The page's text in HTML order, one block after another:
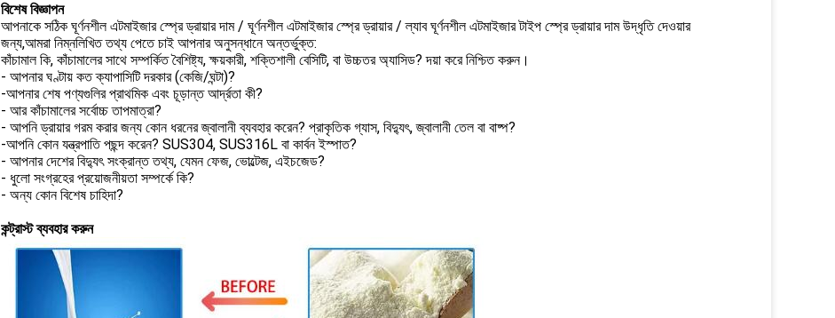
বিশেষ বিজ্ঞাপন
আপনাকে সঠিক ঘূর্ণনশীল এটমাইজার স্প্রে ড্রায়ার দাম / ঘূর্ণনশীল এটমাইজার স্প্রে ড্রায়ার / ল্যাব ঘূর্ণনশীল এটমাইজার টাইপ স্প্রে ড্রায়ার দাম উদ্ধৃতি দেওয়ার
জন্য,আমরা নিম্নলিখিত তথ্য পেতে চাই আপনার অনুসন্ধানে অন্তর্ভুক্ত:
কাঁচামাল কি, কাঁচামালের সাথে সম্পর্কিত বৈশিষ্ট্য, ক্ষয়কারী, শক্তিশালী বেসিটি, বা উচ্চতর অ্যাসিড? দয়া করে নিশ্চিত করুন।
- আপনার ঘণ্টায় কত ক্যাপাসিটি দরকার (কেজি/ঘন্টা)?
-আপনার শেষ পণ্যগুলির প্রাথমিক এবং চূড়ান্ত আর্দ্রতা কী?
- আর কাঁচামালের সর্বোচ্চ তাপমাত্রা?
- আপনি ড্রায়ার গরম করার জন্য কোন ধরনের জ্বালানী ব্যবহার করেন? প্রাকৃতিক গ্যাস, বিদ্যুৎ, জ্বালানী তেল বা বাষ্প?
-আপনি কোন যন্ত্রপাতি পছন্দ করেন? SUS304, SUS316L বা কার্বন ইস্পাত?
- আপনার দেশের বিদ্যুৎ সংক্রান্ত তথ্য, যেমন ফেজ, ভোল্টেজ, এইচজেড?
- ধুলো সংগ্রহের প্রয়োজনীয়তা সম্পর্কে কি?
- অন্য কোন বিশেষ চাহিদা?
কন্ট্রাস্ট ব্যবহার করুন